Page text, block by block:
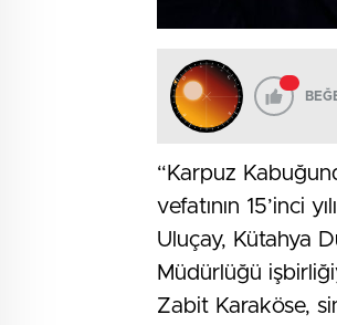
“Karpuz
vefatının 15’inci
Uluçay, Kütahya
Müdürlüğü
Zabit Karaköse,